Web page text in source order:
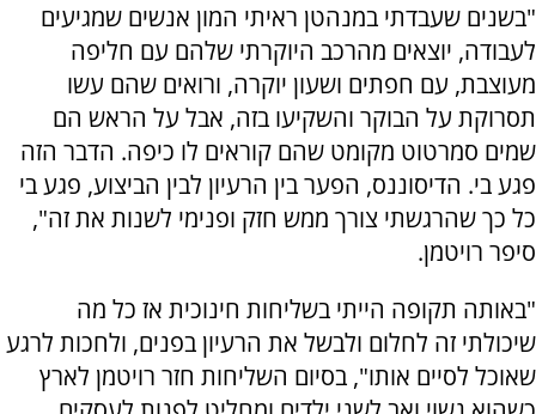
"בשנים שעבדתי במנהטן ראיתי המון אנשים שמגיעים
לעבודה, יוצאים מהרכב היוקרתי שלהם עם חליפה
מעוצבת, עם חפתים ושעון יוקרה, ורואים שהם עשו
תסרוקת על הבוקר והשקיעו בזה, אבל על הראש הם
שמים סמרטוט מקומט שהם קוראים לו כיפה. הדבר הזה
פגע בי. הדיסוננס, הפער בין הרעיון לבין הביצוע, פגע בי
כל כך שהרגשתי צורך ממש חזק ופנימי לשנות את זה",
סיפר רויטמן.
"באותה תקופה הייתי בשליחות חינוכית אז כל מה
שיכולתי זה לחלום ולבשל את הרעיון בפנים, ולחכות לרגע
שאוכל לסיים אותו", בסיום השליחות חזר רויטמן לארץ